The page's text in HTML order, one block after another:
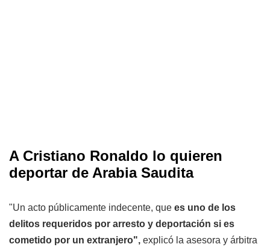
A Cristiano Ronaldo lo quieren
deportar de Arabia Saudita
"Un acto públicamente indecente, que es uno de los
delitos requeridos por arresto y deportación si es
cometido por un extranjero", explicó la asesora y árbitra